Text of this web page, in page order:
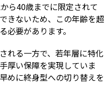
ら40歳までに限定されて
きないため、この年齢を超
必要があります。
れる一方で、若年層に特化
厚い保障を実現していま
めに終身型への切り替えを